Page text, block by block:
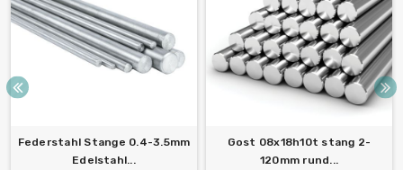
Federstahl Stange 0.4-3.5mm
Edelstahl...
Gost 08x18h10t stang 2-
120mm rund...